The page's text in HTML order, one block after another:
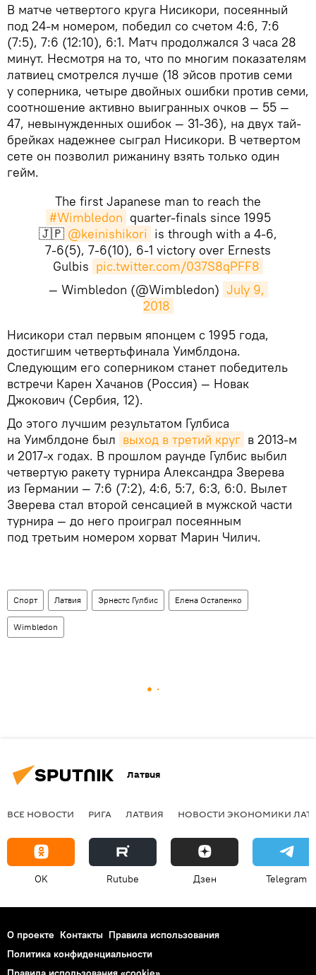
В матче четвертого круга Нисикори, посеянный
под 24-м номером, победил со счетом 4:6, 7:6
(7:5), 7:6 (12:10), 6:1. Матч продолжался 3 часа 28
минут. Несмотря на то, что по многим показателям
латвиец смотрелся лучше (18 эйсов против семи
у соперника, четыре двойных ошибки против семи,
соотношение активно выигранных очков — 55 —
47, невынужденных ошибок — 31-36), на двух тай-
брейках надежнее сыграл Нисикори. В четвертом
сете он позволил рижанину взять только один
гейм.
The first Japanese man to reach the
#Wimbledon quarter-finals since 1995
🇯🇵 @keinishikori is through with a 4-6,
7-6(5), 7-6(10), 6-1 victory over Ernests
Gulbis pic.twitter.com/037S8qPFF8
— Wimbledon (@Wimbledon) July 9,
2018
​Нисикори стал первым японцем с 1995 года,
достигшим четвертьфинала Уимблдона.
Следующим его соперником станет победитель
встречи Карен Хачанов (Россия) — Новак
Джокович (Сербия, 12).
До этого лучшим результатом Гулбиса
на Уимблдоне был выход в третий круг в 2013-м
и 2017-х годах. В прошлом раунде Гулбис выбил
четвертую ракету турнира Александра Зверева
из Германии — 7:6 (7:2), 4:6, 5:7, 6:3, 6:0. Вылет
Зверева стал второй сенсацией в мужской части
турнира — до него проиграл посеянным
под третьим номером хорват Марин Чилич.
Спорт Латвия Эрнестс Гулбис Елена Остапенко
Wimbledon
Латвия
ВСЕ НОВОСТИ РИГА ЛАТВИЯ НОВОСТИ ЭКОНОМИКИ
OK Rutube Дзен Telegram
О проекте Контакты Правила использования
Политика конфиденциальности